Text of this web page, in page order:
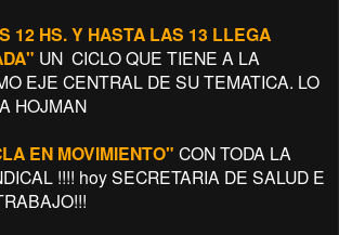
12 HS. Y HASTA LAS 13 LLEGA
UN CICLO QUE TIENE A LA
EJE CENTRAL DE SU TEMATICA. LO
HOJMAN
EN MOVIMIENTO" CON TODA LA
!!!! hoy SECRETARIA DE SALUD E